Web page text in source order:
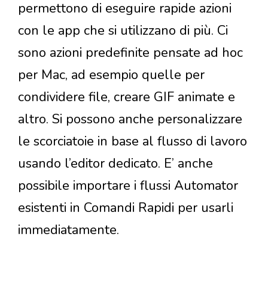
permettono di eseguire rapide azioni
con le app che si utilizzano di più. Ci
sono azioni predefinite pensate ad hoc
per Mac, ad esempio quelle per
condividere file, creare GIF animate e
altro. Si possono anche personalizzare
le scorciatoie in base al flusso di lavoro
usando l’editor dedicato. E’ anche
possibile importare i flussi Automator
esistenti in Comandi Rapidi per usarli
immediatamente.